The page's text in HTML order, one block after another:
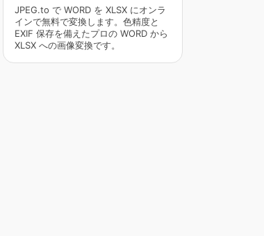
JPEG.to で WORD を XLSX にオンラ
インで無料で変換します。色精度と
EXIF 保存を備えたプロの WORD から
XLSX への画像変換です。